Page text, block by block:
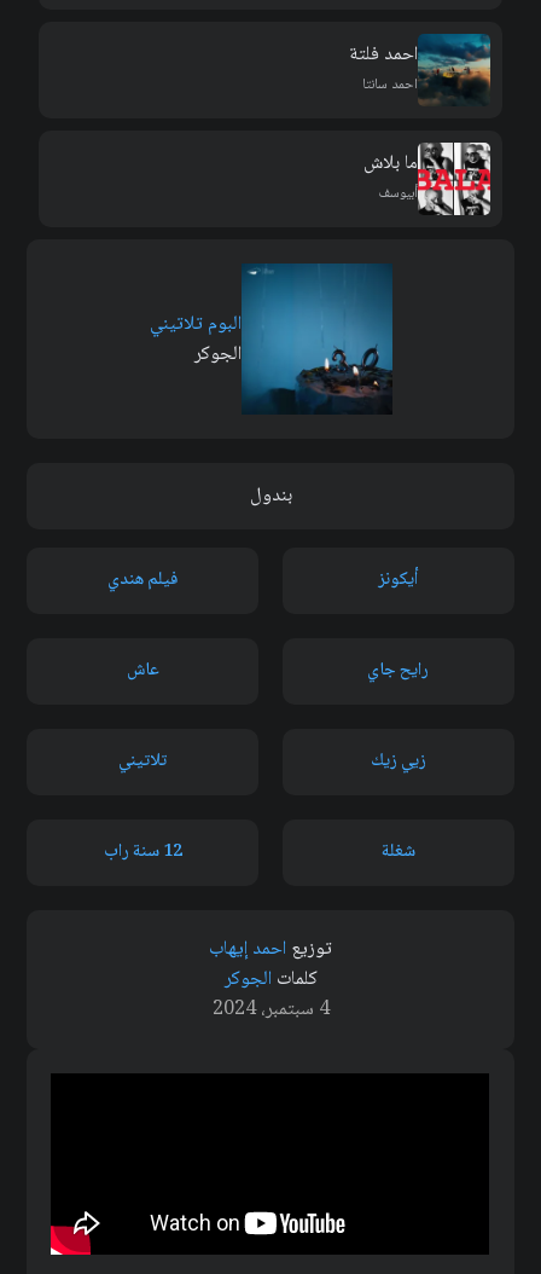
احمد فلتة
احمد سانتا
ما بلاش
أبيوسف
البوم تلاتيني
الجوكر
بندول
أيكونز فيلم هندي
رايح جاي عاش
زيي زيك تلاتيني
شغلة 12 سنة راب
توزيع احمد إيهاب
كلمات الجوكر
4 سبتمبر، 2024